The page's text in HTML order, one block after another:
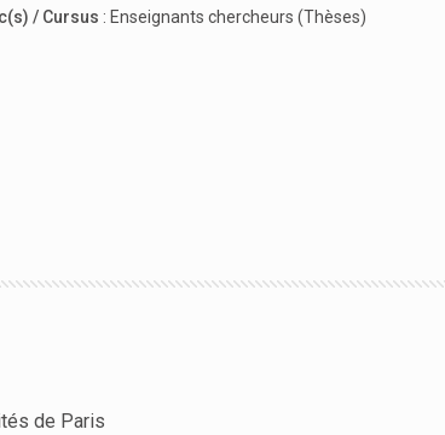
/ Cursus : Enseignants chercheurs (Thèses)
de Paris